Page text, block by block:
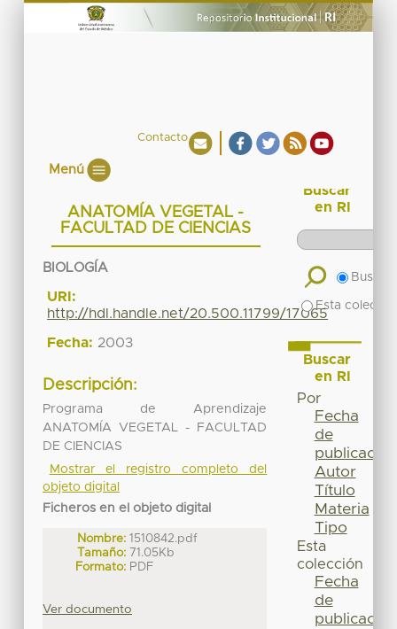
Contacto
Menú
ANATOMÍA VEGETAL -
FACULTAD DE CIENCIAS
BIOLOGÍA
URI:
http://hdl.handle.net/20.500.11799/17065
Fecha: 2003
Descripción:
Programa de Aprendizaje
ANATOMÍA VEGETAL - FACULTAD
DE CIENCIAS
Mostrar el registro completo del
objeto digital
Ficheros en el objeto digital
Nombre: 1510842.pdf
Tamaño: 71.05Kb
Formato: PDF
Ver documento
Buscar
en RI
Buscar
Esta
Buscar
en RI
Por
Fecha
de
publicación
Autor
Título
Materia
Tipo
Esta
colección
Fecha
de
publicación